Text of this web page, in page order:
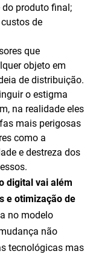
produto final;
de
que
objeto em
de distribuição.
o estigma
na realidade eles
mais perigosas
como a
e destreza dos
digital vai além
e otimização de
no modelo
não
tecnológicas mas